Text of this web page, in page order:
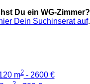
Du ein WG-Zimmer?
Dein Suchinserat auf.
m2- 2600 €